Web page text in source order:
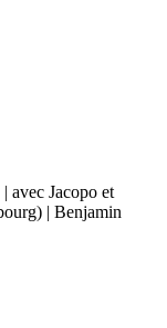
avec Jacopo et
| Benjamin